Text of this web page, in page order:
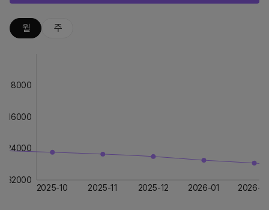
월 주
2025-10 2025-11 2025-12 2026-01 2026-
8000
16000
24000
32000